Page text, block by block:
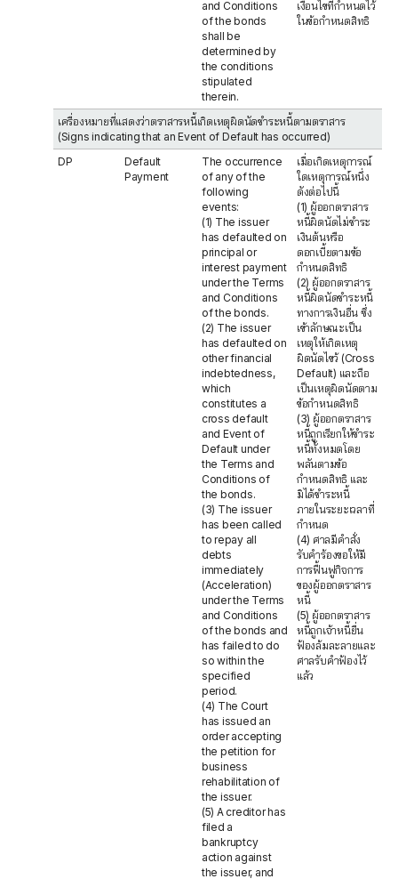
and Conditions
of the bonds
shall be
determined by
the conditions
stipulated
therein.
เงื่อนไขที่กำหนดไว้
ในข้อกำหนดสิทธิ
เครื่องหมายที่แสดงว่าตราสารหนี้เกิดเหตุผิดนัดชำระหนี้ตามตราสาร
(Signs indicating that an Event of Default has occurred)
DP
Default
Payment
The occurrence
of any of the
following
events:
(1) The issuer
has defaulted on
principal or
interest payment
under the Terms
and Conditions
of the bonds.
(2) The issuer
has defaulted on
other financial
indebtedness,
which
constitutes a
cross default
and Event of
Default under
the Terms and
Conditions of
the bonds.
(3) The issuer
has been called
to repay all
debts
immediately
(Acceleration)
under the Terms
and Conditions
of the bonds and
has failed to do
so within the
specified
period.
(4) The Court
has issued an
order accepting
the petition for
business
rehabilitation of
the issuer.
(5) A creditor has
filed a
bankruptcy
action against
the issuer, and
เมื่อเกิดเหตุการณ์
ใดเหตุการณ์หนึ่ง
ดังต่อไปนี้
(1) ผู้ออกตราสาร
หนี้ผิดนัดไม่ชำระ
เงินต้นหรือ
ดอกเบี้ยตามข้อ
กำหนดสิทธิ
(2) ผู้ออกตราสาร
หนี้ผิดนัดชำระหนี้
ทางการเงินอื่น ซึ่ง
เข้าลักษณะเป็น
เหตุให้เกิดเหตุ
ผิดนัดไขว้ (Cross
Default) และถือ
เป็นเหตุผิดนัดตาม
ข้อกำหนดสิทธิ
(3) ผู้ออกตราสาร
หนี้ถูกเรียกให้ชำระ
หนี้ทั้งหมดโดย
พลันตามข้อ
กำหนดสิทธิ และ
มิได้ชำระหนี้
ภายในระยะเวลาที่
กำหนด
(4) ศาลมีคำสั่ง
รับคำร้องขอให้มี
การฟื้นฟูกิจการ
ของผู้ออกตราสาร
หนี้
(5) ผู้ออกตราสาร
หนี้ถูกเจ้าหนี้ยื่น
ฟ้องล้มละลายและ
ศาลรับคำฟ้องไว้
แล้ว